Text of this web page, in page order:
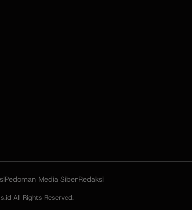
Pedoman Media SiberRedaksi
All Rights Reserved.